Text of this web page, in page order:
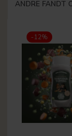
ANDRE FANDT
-12%